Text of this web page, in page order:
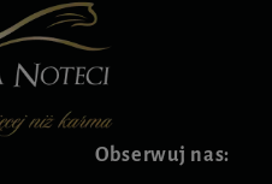
Obserwuj nas: